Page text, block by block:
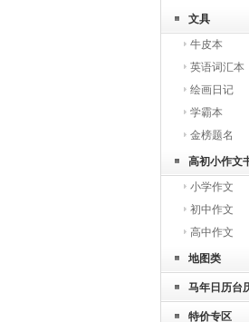
文具
牛皮本
英语词汇本
绘画日记
学霸本
金榜题名
高初小作文
小学作文
初中作文
高中作文
地图类
马年日历台
特价专区